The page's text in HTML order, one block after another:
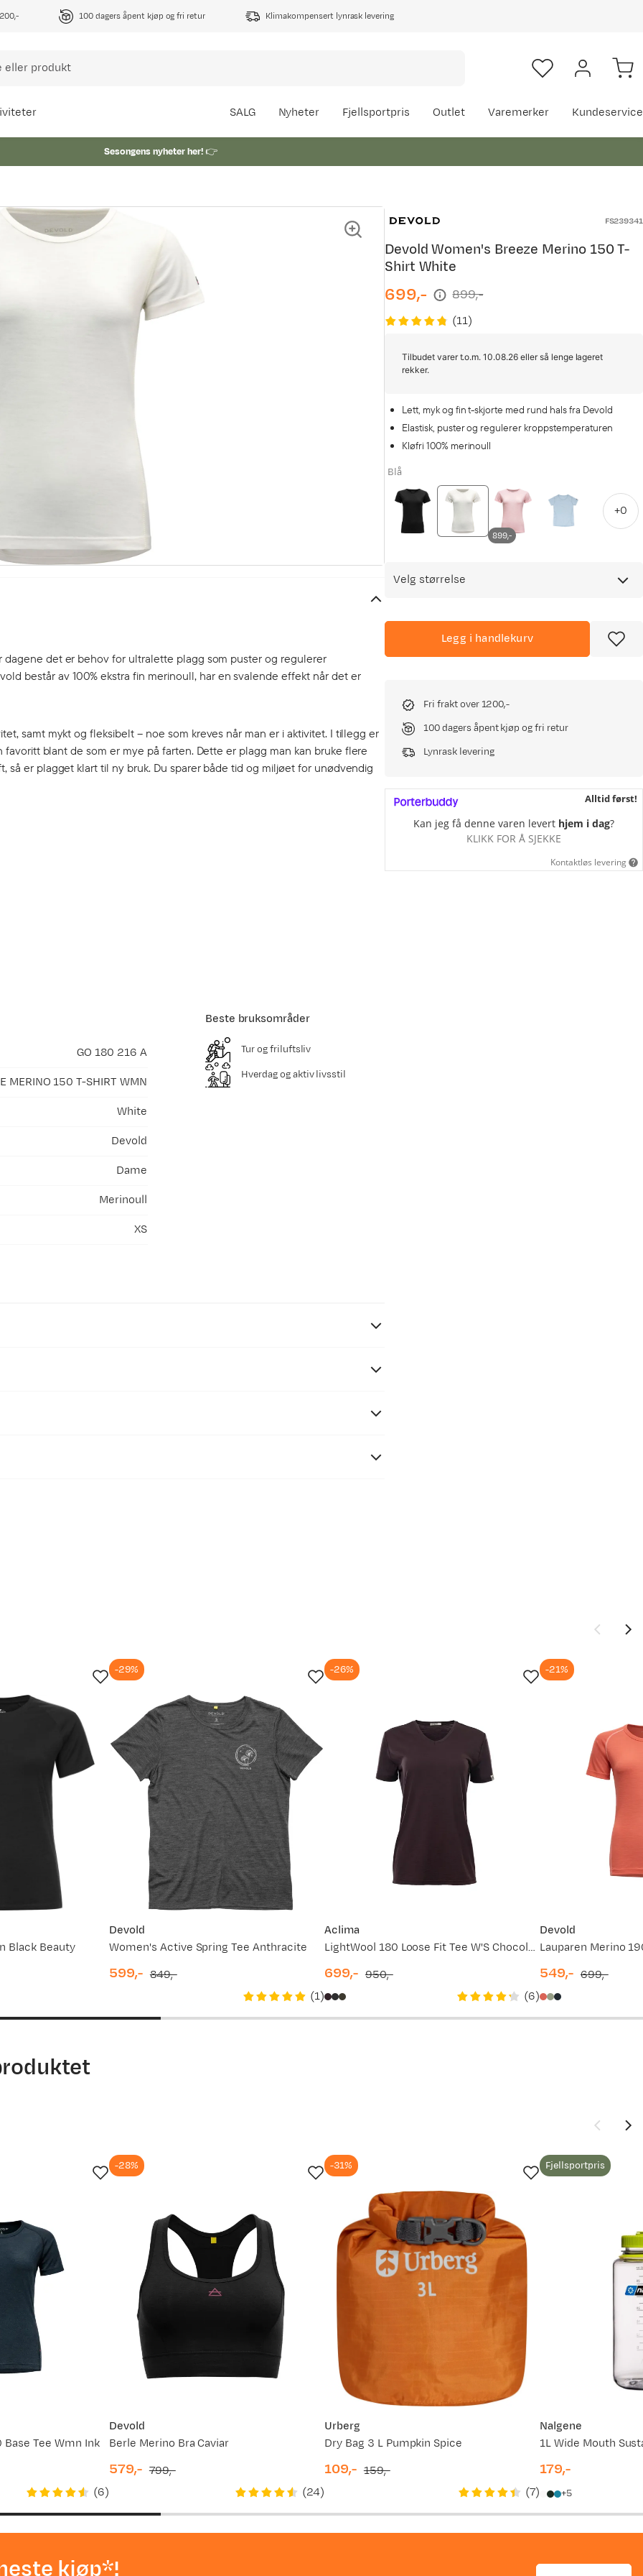
100 dagers åpent kjøp og fri retur Klimakompensert lynrask levering
SALG Nyheter Fjellsportpris Outlet Varemerker Kundeservice
Sesongens nyheter her!👉
det er behov for ultralette plagg som puster og regulerer
består av 100% ekstra fin merinoull, har en svalende effekt når det er
samt mykt og fleksibelt – noe som kreves når man er i aktivitet. I tillegg er
blant de som er mye på farten. Dette er plagg man kan bruke flere
er plagget klart til ny bruk. Du sparer både tid og miljøet for unødvendig
GO 180 216 A
MERINO 150 T-SHIRT WMN
White
Devold
Dame
Merinoull
XS
Beste bruksområder
Tur og friluftsliv
Hverdag og aktiv livsstil
30. jun. 13. jul. 26. jul.
FS239341
Devold Women's Breeze Merino 150 T-
Shirt White
discounted
price
699,-
original
price
899,-
(11)
Tilbudet varer t.o.m. 10.08.26 eller så lenge lageret
rekker.
Lett, myk og fin t-skjorte med rund hals fra Devold
Elastisk, puster og regulerer kroppstemperaturen
Kløfri 100% merinoull
Blå
899,-
+0
Velg størrelse
Legg i handlekurv
Fri frakt over 1200,-
100 dagers åpent kjøp og fri retur
Lynrask levering
Alltid først!
Kan jeg få denne varen levert hjem i dag?
KLIKK FOR Å SJEKKE
Kontaktløs levering
Black Beauty
Devold
Women's Active Spring Tee Anthracite
-29%
599,- 849,-
(1)
Aclima
LightWool 180 Loose Fit Tee W'S Chocolate Plum
-26%
price
699,-
price
950,-
(6)
Devold
-21%
price
549,-
price
699,-
Tee Wmn Ink
(6)
Devold
Berle Merino Bra Caviar
-28%
579,- 799,-
(24)
Urberg
Dry Bag 3 L Pumpkin Spice
-31%
109,- 159,-
(7)
Nalgene
1L Wide Mouth
Fjellsportpris
179,-
5
kjøp*!